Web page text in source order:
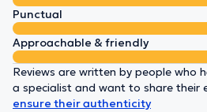
Punctual
Approachable & friendly
Reviews are written by people who
a specialist and want to share their
ensure their authenticity